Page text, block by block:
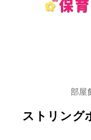
部屋
ストリング